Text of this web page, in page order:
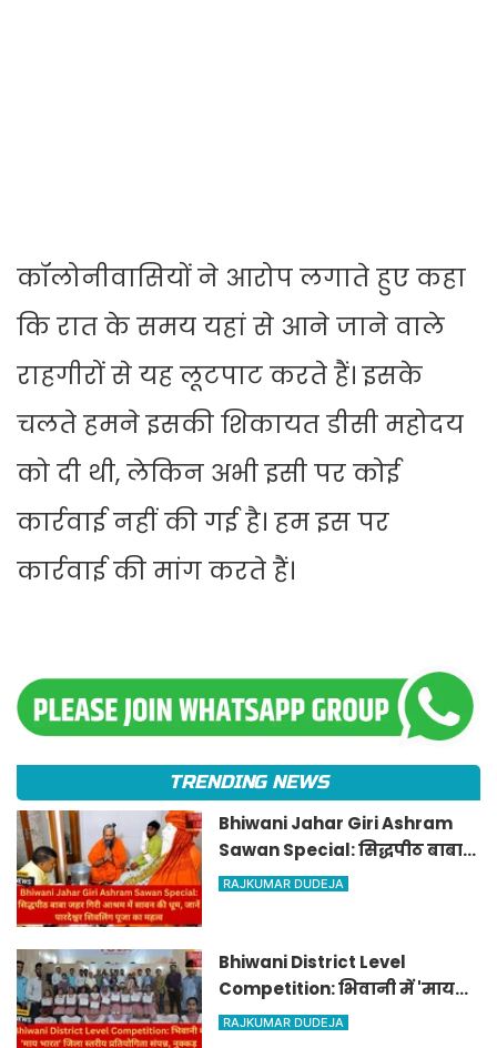
कॉलोनीवासियों ने आरोप लगाते हुए कहा
कि रात के समय यहां से आने जाने वाले
राहगीरों से यह लूटपाट करते हैं। इसके
चलते हमने इसकी शिकायत डीसी महोदय
को दी थी, लेकिन अभी इसी पर कोई
कार्रवाई नहीं की गई है। हम इस पर
कार्रवाई की मांग करते हैं।
TRENDING NEWS
Bhiwani Jahar Giri Ashram
Sawan Special: सिद्धपीठ बाबा
जहर गिरी आश्रम में सावन की धूम,
RAJKUMAR DUDEJA
Bhiwani District Level
Competition: भिवानी में 'माय
भारत' जिला स्तरीय प्रतियोगिता
RAJKUMAR DUDEJA